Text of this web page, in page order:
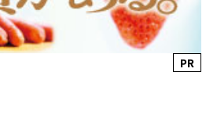
PR